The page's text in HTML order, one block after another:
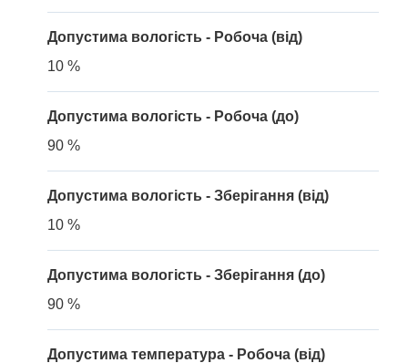
Допустима вологість - Робоча (від)
10 %
Допустима вологість - Робоча (до)
90 %
Допустима вологість - Зберігання (від)
10 %
Допустима вологість - Зберігання (до)
90 %
Допустима температура - Робоча (від)